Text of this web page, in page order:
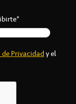
Privacidady el